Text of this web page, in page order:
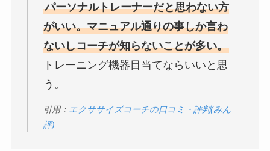
パーソナルトレーナーだと思わない方
がいい。マニュアル通りの事しか言わ
ないしコーチが知らないことが多い。
トレーニング機器目当てならいいと思
う。
引用： エクササイズコーチの口コミ・評判(みん
評)